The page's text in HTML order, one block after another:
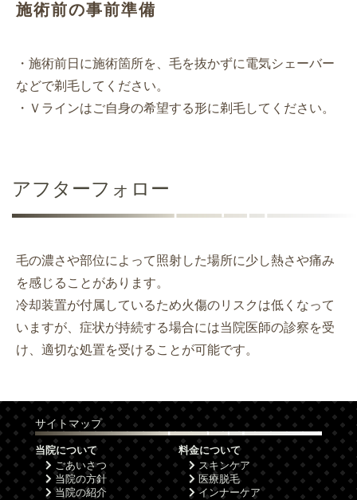
施術前の事前準備
・施術前日に施術箇所を、毛を抜かずに電気シェーバー
などで剃毛してください。
・Ｖラインはご自身の希望する形に剃毛してください。
アフターフォロー
毛の濃さや部位によって照射した場所に少し熱さや痛み
を感じることがあります。
冷却装置が付属しているため火傷のリスクは低くなって
いますが、症状が持続する場合には当院医師の診察を受
け、適切な処置を受けることが可能です。
サイトマップ
当院について
ごあいさつ
当院の方針
当院の紹介
料金について
スキンケア
医療脱毛
インナーケア